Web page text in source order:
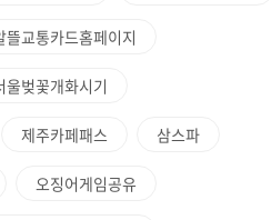
뜰교통카드홈페이지
울벚꽃개화시기
제주카페패스 삼스파
오징어게임공유